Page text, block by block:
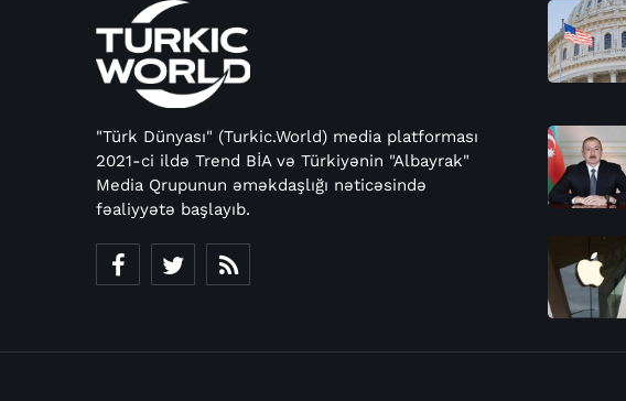
"Türk Dünyası" (Turkic.World) media platforması
2021-ci ildə Trend BİA və Türkiyənin "Albayrak"
Media Qrupunun əməkdaşlığı nəticəsində
fəaliyyətə başlayıb.